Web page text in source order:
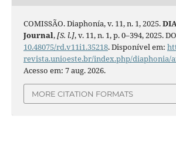
COMISSÃO. Diaphonía, v. 11, n. 1, 2025.
Journal,[S. l.], v. 11, n. 1, p. 0–394, 2025.
10.48075/rd.v11i1.35218. Disponível em:
revista.unioeste.br/index.php/diaphonia/
Acesso em: 7 aug. 2026.
MORE CITATION FORMATS